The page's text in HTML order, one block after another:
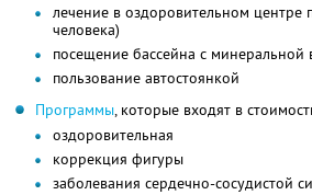
лечение в оздоровительном центре
человека)
посещение бассейна с минеральной
пользование автостоянкой
Программы, которые входят в
оздоровительная
коррекция фигуры
заболевания сердечно-сосудистой